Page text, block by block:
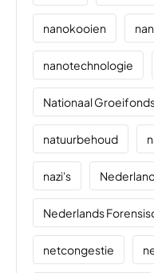
nanokooien
nanotechnologie
Nationaal
natuurbehoud
nazi's
Nederlands
netcongestie